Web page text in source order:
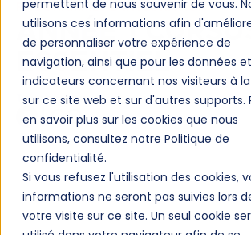
permettent de nous souvenir de vous.
utilisons ces informations afin
de personnaliser votre expérience de
navigation, ainsi que pour les données
indicateurs concernant nos visiteurs à
sur ce site web et sur d'autres supports.
en savoir plus sur les cookies que nous
utilisons, consultez notre Politique de
confidentialité.
Si vous refusez l'utilisation des cookies,
informations ne seront pas suivies lors
votre visite sur ce site. Un seul cookie
PROGRAMMES D'INTÉGRATION
ANNÉE 1
ESSENTIEL
Deux formations obligatoires pour
dans son exercice : -
patients" selon la décision n°
2019, à renouveler tous les 10 ans -
CBCT" dès 2023 pour les utilisateurs